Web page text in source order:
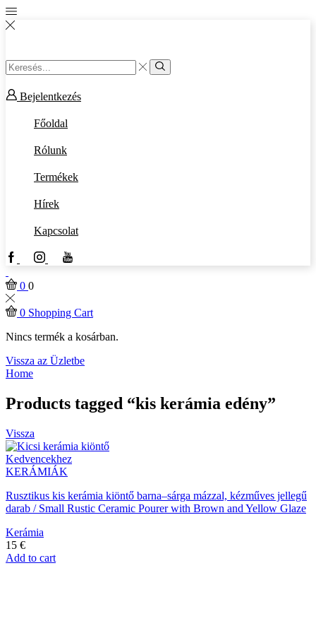
Search
input
Search
Bejelentkezés
Főoldal
Rólunk
Termékek
Hírek
Kapcsolat
FacebookInstagramYoutube
0 0
0 Shopping Cart
Nincs termék a kosárban.
Vissza az Üzletbe
Home
Products tagged “kis kerámia edény”
Vissza
Kedvencekhez
KERÁMIÁK
Rusztikus kis kerámia kiöntő barna–sárga mázzal, kézműves jellegű
darab / Small Rustic Ceramic Pourer with Brown and Yellow Glaze
Kerámia
15 €
Add to cart